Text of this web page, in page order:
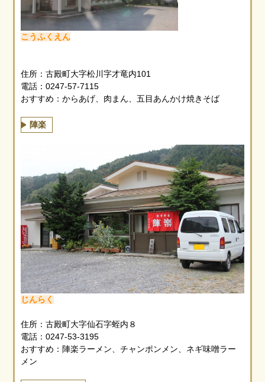
こうふくえん
住所：古殿町大字松川字才竜内101
電話：0247-57-7115
おすすめ：からあげ、肉まん、五目あんかけ焼きそば
陣楽
じんらく
住所：古殿町大字仙石字蛭内８
電話：0247-53-3195
おすすめ：陣楽ラーメン、チャンポンメン、ネギ味噌ラー
メン